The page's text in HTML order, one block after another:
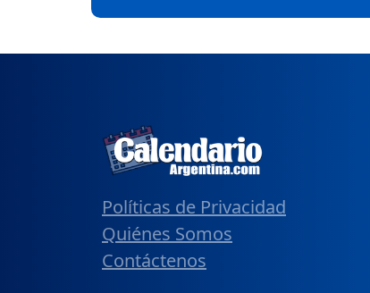
Políticas de Privacidad
Quiénes Somos
Contáctenos